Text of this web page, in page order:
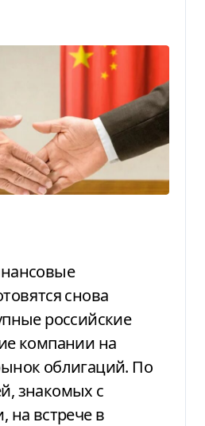
снова
российские
компании на
облигаций. По
знакомых с
на встрече в